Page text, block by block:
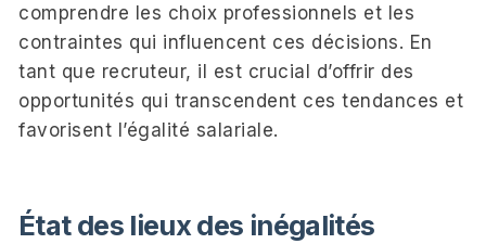
comprendre les choix professionnels et les
contraintes qui influencent ces décisions. En
tant que recruteur, il est crucial d’offrir des
opportunités qui transcendent ces tendances et
favorisent l’égalité salariale.
État des lieux des inégalités